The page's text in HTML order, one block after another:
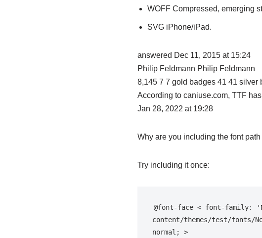
WOFF Compressed, emerging
SVG iPhone/iPad.
answered Dec 11, 2015 at 15:24
Philip Feldmann Philip Feldmann
8,145 7 7 gold badges 41 41 silver
According to caniuse.com, TTF
Jan 28, 2022 at 19:28
Why are you including the font
Try including it once:
@font-face < font-family:
content/themes/test/fonts/
normal; >